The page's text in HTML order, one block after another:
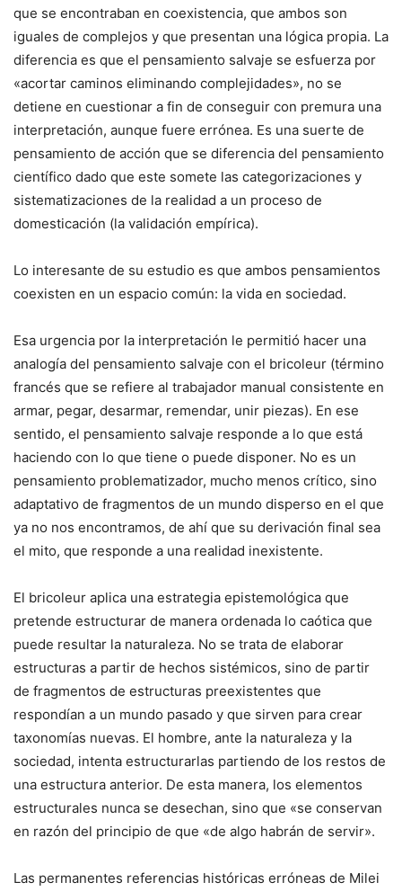
que se encontraban en coexistencia, que ambos son
iguales de complejos y que presentan una lógica propia. La
diferencia es que el pensamiento salvaje se esfuerza por
«acortar caminos eliminando complejidades», no se
detiene en cuestionar a fin de conseguir con premura una
interpretación, aunque fuere errónea. Es una suerte de
pensamiento de acción que se diferencia del pensamiento
científico dado que este somete las categorizaciones y
sistematizaciones de la realidad a un proceso de
domesticación (la validación empírica).
Lo interesante de su estudio es que ambos pensamientos
coexisten en un espacio común: la vida en sociedad.
Esa urgencia por la interpretación le permitió hacer una
analogía del pensamiento salvaje con el bricoleur (término
francés que se refiere al trabajador manual consistente en
armar, pegar, desarmar, remendar, unir piezas). En ese
sentido, el pensamiento salvaje responde a lo que está
haciendo con lo que tiene o puede disponer. No es un
pensamiento problematizador, mucho menos crítico, sino
adaptativo de fragmentos de un mundo disperso en el que
ya no nos encontramos, de ahí que su derivación final sea
el mito, que responde a una realidad inexistente.
El bricoleur aplica una estrategia epistemológica que
pretende estructurar de manera ordenada lo caótica que
puede resultar la naturaleza. No se trata de elaborar
estructuras a partir de hechos sistémicos, sino de partir
de fragmentos de estructuras preexistentes que
respondían a un mundo pasado y que sirven para crear
taxonomías nuevas. El hombre, ante la naturaleza y la
sociedad, intenta estructurarlas partiendo de los restos de
una estructura anterior. De esta manera, los elementos
estructurales nunca se desechan, sino que «se conservan
en razón del principio de que «de algo habrán de servir».
Las permanentes referencias históricas erróneas de Milei